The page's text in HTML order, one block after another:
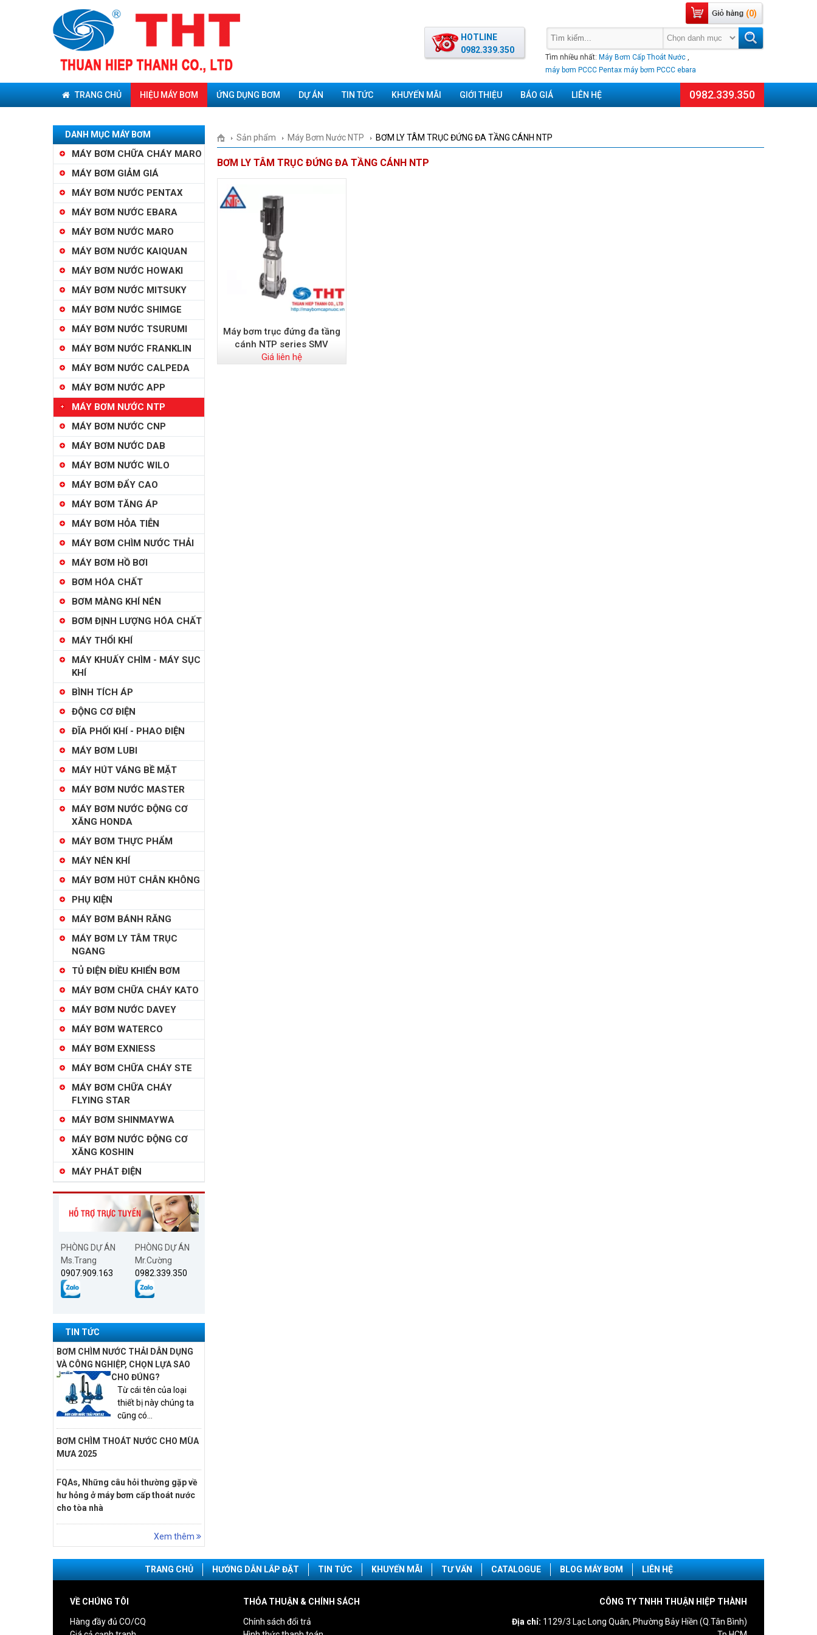
(0)
Tìm nhiều nhất: Máy Bơm Cấp Thoát Nước ,
máy bơm PCCC Pentax máy bơm PCCC ebara
HOTLINE
0982.339.350
TRANG CHỦ HIỆU MÁY BƠM ỨNG DỤNG BƠM DỰ ÁN TIN TỨC KHUYẾN MÃI GIỚI THIỆU BÁO GIÁ LIÊN HỆ 0982.339.350
DANH MỤC MÁY BƠM
MÁY BƠM CHỮA CHÁY MARO
MÁY BƠM GIẢM GIÁ
MÁY BƠM NƯỚC PENTAX
MÁY BƠM NƯỚC EBARA
MÁY BƠM NƯỚC MARO
MÁY BƠM NƯỚC KAIQUAN
MÁY BƠM NƯỚC HOWAKI
MÁY BƠM NƯỚC MITSUKY
MÁY BƠM NƯỚC SHIMGE
MÁY BƠM NƯỚC TSURUMI
MÁY BƠM NƯỚC FRANKLIN
MÁY BƠM NƯỚC CALPEDA
MÁY BƠM NƯỚC APP
MÁY BƠM NƯỚC NTP
MÁY BƠM NƯỚC CNP
MÁY BƠM NƯỚC DAB
MÁY BƠM NƯỚC WILO
MÁY BƠM ĐẨY CAO
MÁY BƠM TĂNG ÁP
MÁY BƠM HỎA TIỄN
MÁY BƠM CHÌM NƯỚC THẢI
MÁY BƠM HỒ BƠI
BƠM HÓA CHẤT
BƠM MÀNG KHÍ NÉN
BƠM ĐỊNH LƯỢNG HÓA CHẤT
MÁY THỔI KHÍ
MÁY KHUẤY CHÌM - MÁY SỤC
KHÍ
BÌNH TÍCH ÁP
ĐỘNG CƠ ĐIỆN
ĐĨA PHỐI KHÍ - PHAO ĐIỆN
MÁY BƠM LUBI
MÁY HÚT VÁNG BỀ MẶT
MÁY BƠM NƯỚC MASTER
MÁY BƠM NƯỚC ĐỘNG CƠ
XĂNG HONDA
MÁY BƠM THỰC PHẨM
MÁY NÉN KHÍ
MÁY BƠM HÚT CHÂN KHÔNG
PHỤ KIỆN
MÁY BƠM BÁNH RĂNG
MÁY BƠM LY TÂM TRỤC
NGANG
TỦ ĐIỆN ĐIỀU KHIỂN BƠM
MÁY BƠM CHỮA CHÁY KATO
MÁY BƠM NƯỚC DAVEY
MÁY BƠM WATERCO
MÁY BƠM EXNIESS
MÁY BƠM CHỮA CHÁY STE
MÁY BƠM CHỮA CHÁY
FLYING STAR
MÁY BƠM SHINMAYWA
MÁY BƠM NƯỚC ĐỘNG CƠ
XĂNG KOSHIN
MÁY PHÁT ĐIỆN
PHÒNG DỰ ÁN
Ms.Trang
0907.909.163
PHÒNG DỰ ÁN
Mr.Cường
0982.339.350
TIN TỨC
BƠM CHÌM NƯỚC THẢI DÂN DỤNG
VÀ CÔNG NGHIỆP, CHỌN LỰA SAO
CHO ĐÚNG?
Từ cái tên của loại
thiết bị này chúng ta
cũng có...
BƠM CHÌM THOÁT NƯỚC CHO MÙA
MƯA 2025
FQAs, Những câu hỏi thường gặp về
hư hỏng ở máy bơm cấp thoát nước
cho tòa nhà
Xem thêm
Sản phẩm Máy Bơm Nước NTP BƠM LY TÂM TRỤC ĐỨNG ĐA TẦNG CÁNH NTP
BƠM LY TÂM TRỤC ĐỨNG ĐA TẦNG CÁNH NTP
Máy bơm trục đứng đa tầng
cánh NTP series SMV
Giá liên hệ
TRANG CHỦ HƯỚNG DẪN LẮP ĐẶT TIN TỨC KHUYẾN MÃI TƯ VẤN CATALOGUE BLOG MÁY BƠM LIÊN HỆ
VỀ CHÚNG TÔI
Hàng đầy đủ CO/CQ
THỎA THUẬN & CHÍNH SÁCH
Chính sách đổi trả
CÔNG TY TNHH THUẬN HIỆP THÀNH
Địa chỉ: 1129/3 Lạc Long Quân, Phường Bảy Hiền (Q.Tân Bình)